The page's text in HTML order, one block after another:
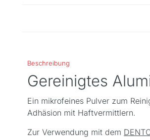
Beschreibung
Gereinigtes
Ein mikrofeines Pulver zum
Adhäsion mit Haftvermittlern.
Zur Verwendung mit dem